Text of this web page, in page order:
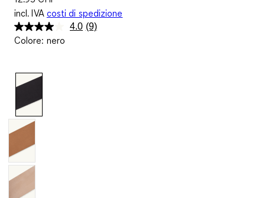
incl. IVA costi di spedizione
4.0 Leggi
(9)
Colore: nero